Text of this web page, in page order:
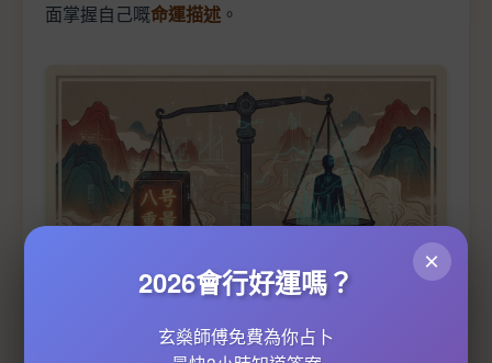
面掌握自己嘅命運描述 。
×
2026會行好運嗎？
玄燊師傅免費為你占卜